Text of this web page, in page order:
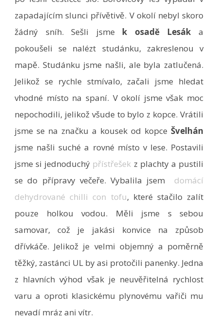
zapadajícím slunci přívětivě. V okolí nebyl skoro
žádný sníh. Sešli jsme k osadě Lesák a
pokoušeli se nalézt studánku, zakreslenou v
mapě. Studánku jsme našli, ale byla zatlučená.
Jelikož se rychle stmívalo, začali jsme hledat
vhodné místo na spaní. V okolí jsme však moc
nepochodili, jelikož všude to bylo z kopce. Vrátili
jsme se na značku a kousek od kopce Švelhán
jsme našli suché a rovné místo v lese. Postavili
jsme si jednoduchý přístřešek z plachty a pustili
se do přípravy večeře. Vybalila jsem
domácí
dehydrované chilli con tofu, které stačilo zalít
pouze holkou vodou. Měli jsme s sebou
samovar, což je jakási konvice na způsob
dřívkáče. Jelikož je velmi objemný a poměrně
těžký, zastánci UL by asi protočili panenky. Jedna
z hlavních výhod však je neuvěřitelná rychlost
varu a oproti klasickému plynovému vařiči mu
nevadí mráz ani vítr.